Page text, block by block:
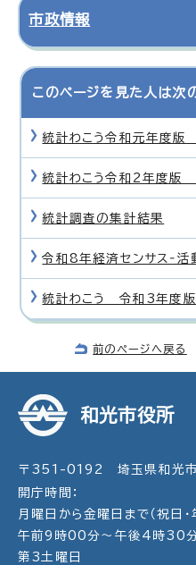
市政情報
このページを見た人は次
統計わこう令和元年度
統計わこう令和2年度
統計調査の集計結果
令和8年経済センサス‐活
統計わこう 令和3年度版
前のページへ戻る
和光市役所
〒351-0192 埼玉県和光市
開庁時間：
月曜日から金曜日まで（祝日・
午前9時00分～午後4時30
第3土曜日